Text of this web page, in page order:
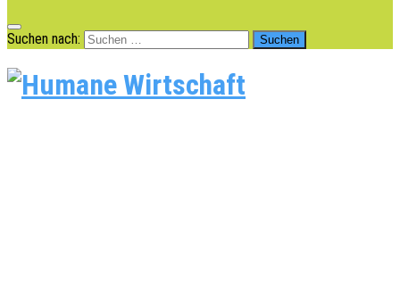
Suchen nach: